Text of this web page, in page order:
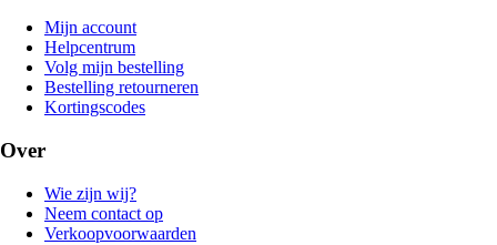
Mijn account
Helpcentrum
Volg mijn bestelling
Bestelling retourneren
Kortingscodes
Over
Wie zijn wij?
Neem contact op
Verkoopvoorwaarden